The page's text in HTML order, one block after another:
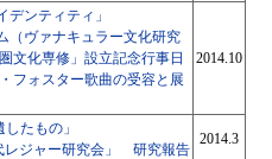
ンティティ」
（ヴァナキュラー文化研究
文化専修」設立記念行事日
フォスター歌曲の受容と展
2014.10
たもの」
レジャー研究会」 研究報告
2014.3